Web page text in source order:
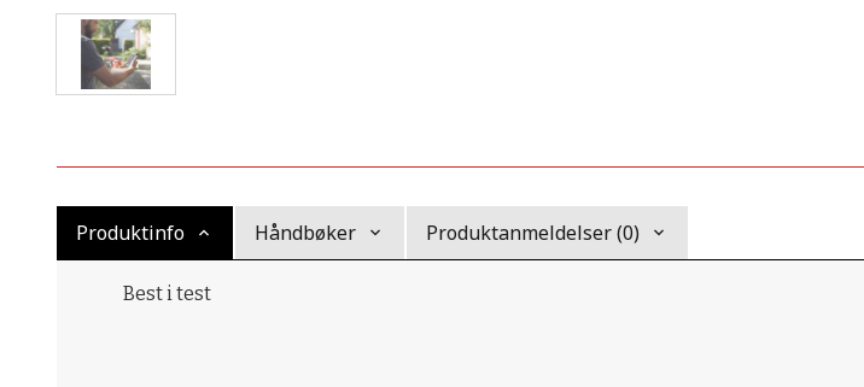
Produktinfo Håndbøker Produktanmeldelser (0)
Best i test